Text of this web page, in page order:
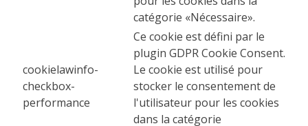
catégorie «Nécessaire».
cookielawinfo-
checkbox-
performance
Ce cookie est défini par le
plugin GDPR Cookie Consent.
Le cookie est utilisé pour
stocker le consentement de
l'utilisateur pour les cookies
dans la catégorie